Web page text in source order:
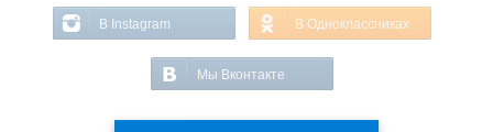
В Instagram В Одноклассниках
Мы Вконтакте